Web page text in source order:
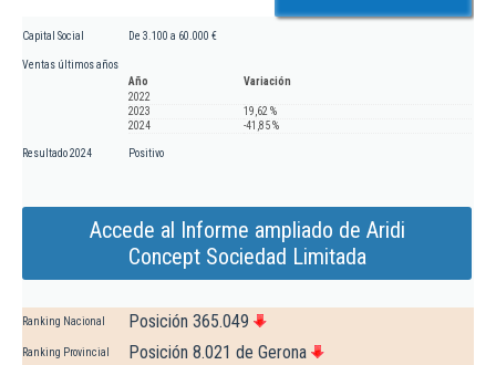
Capital Social De 3.100 a 60.000 €
Ventas últimos años
Año
Variación
2022
2023
19,62 %
2024
-41,85 %
Resultado 2024 Positivo
Accede al Informe ampliado de Aridi
Concept Sociedad Limitada
Ranking Nacional Posición 365.049
Ranking Provincial Posición 8.021 de Gerona